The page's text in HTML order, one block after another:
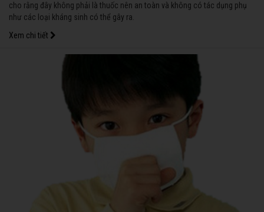
cho rằng đây không phải là thuốc nên an toàn và không có tác dụng phụ
như các loại kháng sinh có thể gây ra.
Xem chi tiết